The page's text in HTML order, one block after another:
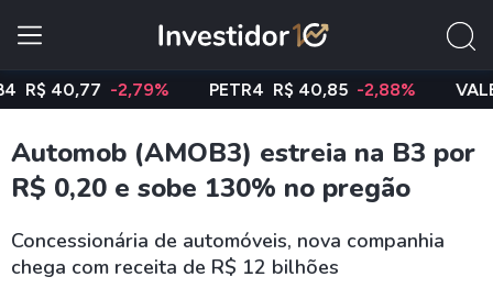
-2,79% PETR4 R$ 40,85 -2,88% VALE3
Automob (AMOB3) estreia na B3 por
R$ 0,20 e sobe 130% no pregão
Concessionária de automóveis, nova companhia
chega com receita de R$ 12 bilhões